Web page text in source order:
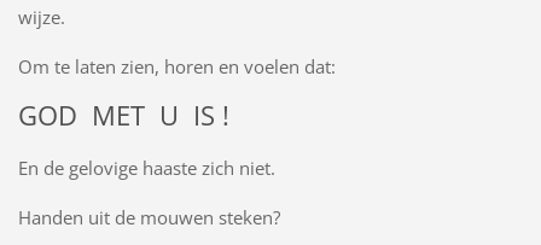
wijze.
Om te laten zien, horen en voelen dat:
GOD MET U IS !
En de gelovige haaste zich niet.
Handen uit de mouwen steken?